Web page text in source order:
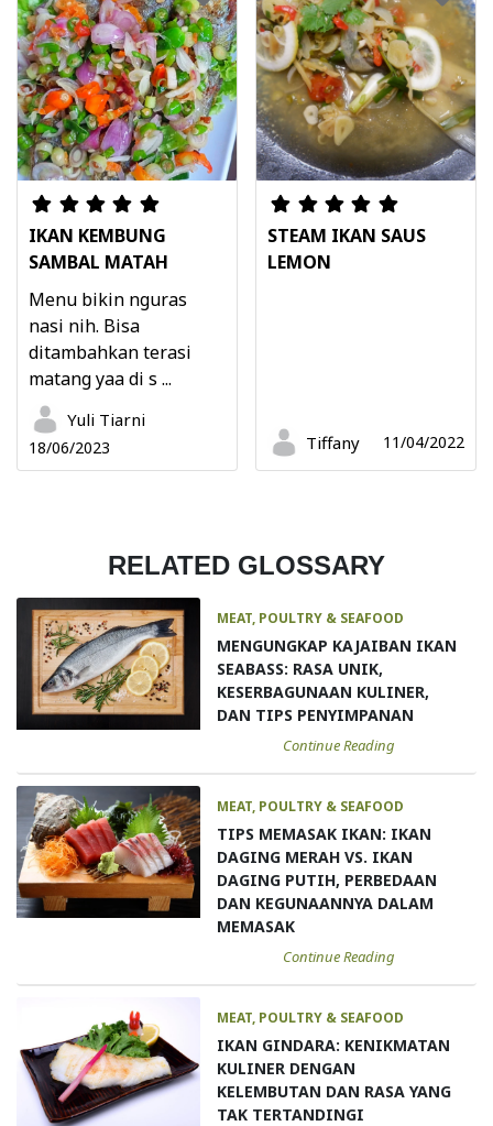
IKAN KEMBUNG
SAMBAL MATAH
Menu bikin nguras
nasi nih. Bisa
ditambahkan terasi
matang yaa di s ...
Yuli Tiarni
18/06/2023
STEAM IKAN SAUS
LEMON
Tiffany 11/04/2022
RELATED GLOSSARY
MEAT, POULTRY & SEAFOOD
MENGUNGKAP KAJAIBAN IKAN
SEABASS: RASA UNIK,
KESERBAGUNAAN KULINER,
DAN TIPS PENYIMPANAN
Continue Reading
MEAT, POULTRY & SEAFOOD
TIPS MEMASAK IKAN: IKAN
DAGING MERAH VS. IKAN
DAGING PUTIH, PERBEDAAN
DAN KEGUNAANNYA DALAM
MEMASAK
Continue Reading
MEAT, POULTRY & SEAFOOD
IKAN GINDARA: KENIKMATAN
KULINER DENGAN
KELEMBUTAN DAN RASA YANG
TAK TERTANDINGI